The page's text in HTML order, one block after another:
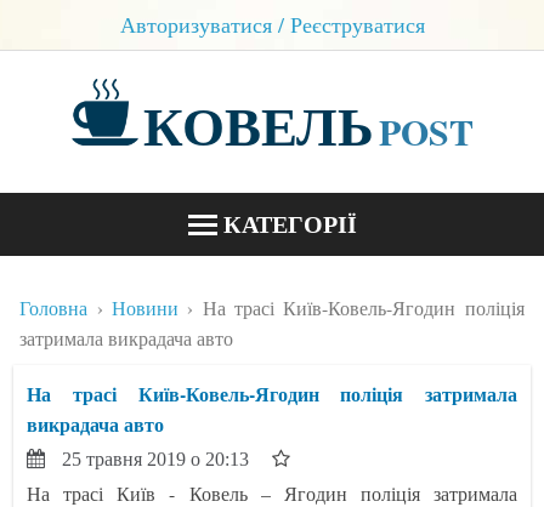
Авторизуватися / Реєструватися
КОВЕЛЬPOST
КАТЕГОРІЇ
КОНТАКТИ
Головна Новини
На трасі Київ-Ковель-Ягодин поліція
затримала викрадача авто
На трасі Київ-Ковель-Ягодин поліція затримала
викрадача авто
25 травня 2019 о 20:13
На трасі Київ - Ковель – Ягодин поліція затримала